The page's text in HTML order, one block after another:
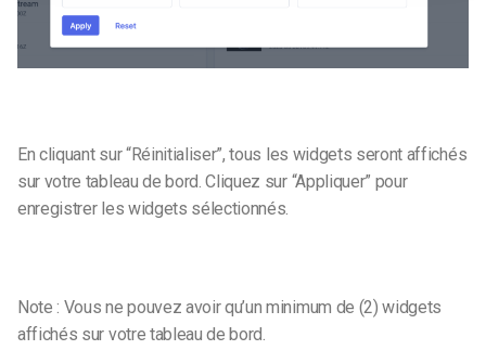
En cliquant sur “Réinitialiser”, tous les widgets seront affichés
sur votre tableau de bord. Cliquez sur “Appliquer” pour
enregistrer les widgets sélectionnés.
Note : Vous ne pouvez avoir qu’un minimum de (2) widgets
affichés sur votre tableau de bord.